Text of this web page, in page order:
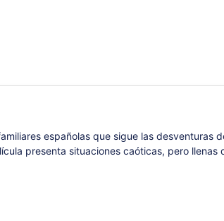
españolas que sigue las desventuras
presenta situaciones caóticas, pero